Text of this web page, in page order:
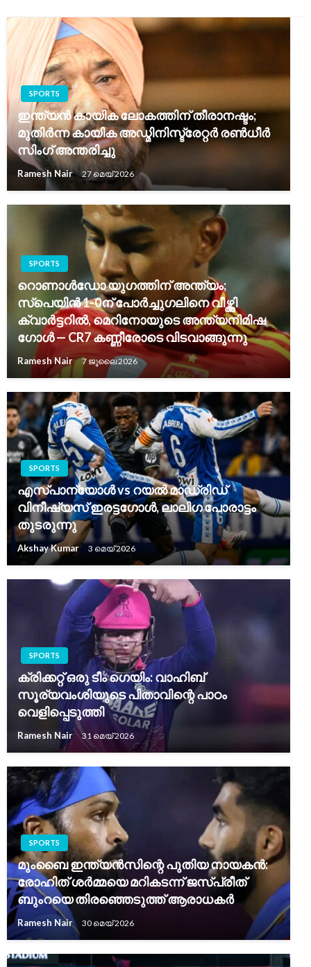
SPORTS
ഇന്ത്യൻ കായിക ലോകത്തിന് തീരാനഷ്ടം;
മുതിർന്ന കായിക അഡ്മിനിസ്ട്രേറ്റർ രൺധീർ
സിംഗ് അന്തരിച്ചു
Ramesh Nair 27 മെയ്‌ 2026
SPORTS
റൊണാൾഡോ യുഗത്തിന് അന്ത്യം;
സ്‌പെയിൻ 1-0ന് പോർച്ചുഗലിനെ വീഴ്ത്തി
ക്വാർട്ടറിൽ, മെറിനോയുടെ അന്ത്യനിമിഷ
ഗോൾ — CR7 കണ്ണീരോടെ വിടവാങ്ങുന്നു
Ramesh Nair 7 ജൂലൈ 2026
SPORTS
എസ്പാന്യോൾ vs റയൽ മാഡ്രിഡ്
വിനീഷ്യസ് ഇരട്ടഗോൾ, ലാലിഗ പോരാട്ടം
തുടരുന്നു
Akshay Kumar 3 മെയ്‌ 2026
SPORTS
ക്രിക്കറ്റ് ഒരു ടീം ഗെയിം: വാഹിബ്
സൂര്യവംശിയുടെ പിതാവിന്റെ പാഠം
വെളിപ്പെടുത്തി
Ramesh Nair 31 മെയ്‌ 2026
SPORTS
മുംബൈ ഇന്ത്യൻസിന്റെ പുതിയ നായകൻ:
രോഹിത് ശർമ്മയെ മറികടന്ന് ജസ്പ്രീത്
ബുംറയെ തിരഞ്ഞെടുത്ത് ആരാധകർ
Ramesh Nair 30 മെയ്‌ 2026